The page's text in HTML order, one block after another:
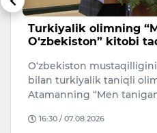
Turkiyalik olimning
O‘zbekiston” kitobi
O‘zbekiston
bilan turkiyalik taniqli
Atamanning “Men
16:30 / 07.08.2026